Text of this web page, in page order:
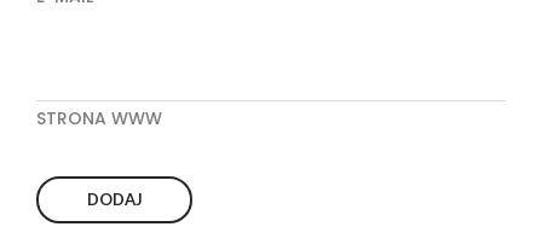
STRONA WWW